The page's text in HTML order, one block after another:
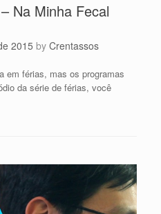
Na Minha Fecal
2015 by Crentassos
em férias, mas os programas
da série de férias, você